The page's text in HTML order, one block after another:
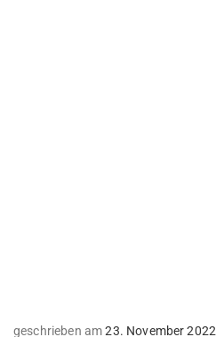
geschrieben amVeröffentlicht
23. November 2022